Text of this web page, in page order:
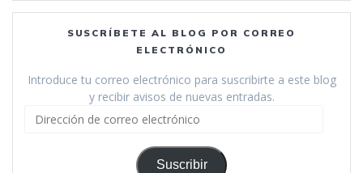
SUSCRÍBETE AL BLOG POR CORREO
ELECTRÓNICO
Introduce tu correo electrónico para suscribirte a este blog
y recibir avisos de nuevas entradas.
Dirección
de
correo
electrónico
Suscribir